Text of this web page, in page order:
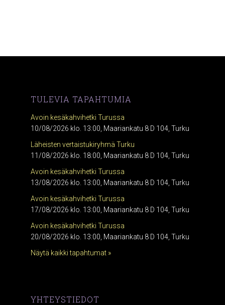
TULEVIA TAPAHTUMIA
Avoin kesäkahvihetki Turussa
10/08/2026 klo. 13:00, Maariankatu 8 D 104, Turku
Läheisten vertaistukiryhmä Turku
11/08/2026 klo. 18:00, Maariankatu 8 D 104, Turku
Avoin kesäkahvihetki Turussa
13/08/2026 klo. 13:00, Maariankatu 8 D 104, Turku
Avoin kesäkahvihetki Turussa
17/08/2026 klo. 13:00, Maariankatu 8 D 104, Turku
Avoin kesäkahvihetki Turussa
20/08/2026 klo. 13:00, Maariankatu 8 D 104, Turku
Näytä kaikki tapahtumat »
YHTEYSTIEDOT